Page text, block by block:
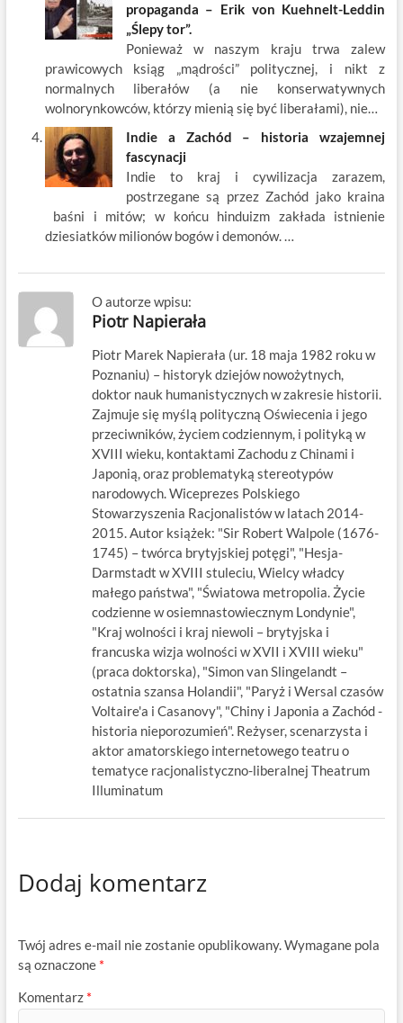
propaganda – Erik von Kuehnelt-Leddin
„Ślepy tor”.
Ponieważ w naszym kraju trwa zalew
prawicowych ksiąg „mądrości” politycznej, i nikt z
normalnych liberałów (a nie konserwatywnych
wolnorynkowców, którzy mienią się być liberałami), nie…
Indie a Zachód – historia wzajemnej
fascynacji
Indie to kraj i cywilizacja zarazem,
postrzegane są przez Zachód jako kraina
baśni i mitów; w końcu hinduizm zakłada istnienie
dziesiatków milionów bogów i demonów. …
O autorze wpisu:
Piotr Napierała
Piotr Marek Napierała (ur. 18 maja 1982 roku w
Poznaniu) – historyk dziejów nowożytnych,
doktor nauk humanistycznych w zakresie historii.
Zajmuje się myślą polityczną Oświecenia i jego
przeciwników, życiem codziennym, i polityką w
XVIII wieku, kontaktami Zachodu z Chinami i
Japonią, oraz problematyką stereotypów
narodowych. Wiceprezes Polskiego
Stowarzyszenia Racjonalistów w latach 2014-
2015. Autor książek: "Sir Robert Walpole (1676-
1745) – twórca brytyjskiej potęgi", "Hesja-
Darmstadt w XVIII stuleciu, Wielcy władcy
małego państwa", "Światowa metropolia. Życie
codzienne w osiemnastowiecznym Londynie",
"Kraj wolności i kraj niewoli – brytyjska i
francuska wizja wolności w XVII i XVIII wieku"
(praca doktorska), "Simon van Slingelandt –
ostatnia szansa Holandii", "Paryż i Wersal czasów
Voltaire'a i Casanovy", "Chiny i Japonia a Zachód -
historia nieporozumień". Reżyser, scenarzysta i
aktor amatorskiego internetowego teatru o
tematyce racjonalistyczno-liberalnej Theatrum
Illuminatum
Dodaj komentarz
Twój adres e-mail nie zostanie opublikowany.Wymagane pola
są oznaczone *
Komentarz *